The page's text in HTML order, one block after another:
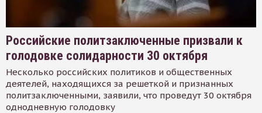
Российские политзаключенные призвали к
голодовке солидарности 30 октября
Несколько российских политиков и общественных
деятелей, находящихся за решеткой и признанных
политзаключенными, заявили, что проведут 30 октября
однодневную голодовку